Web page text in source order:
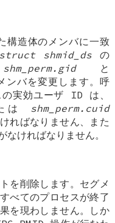
造体のメンバに一致
struct shmid_dsの
shm_perm.gidと
バを変更します。呼
の実効ユーザ ID は、
は shm_perm.cuid
ればなりません、また
なければなりません。
を削除します。セグメ
べてのプロセスが終了
を現わしません。しか